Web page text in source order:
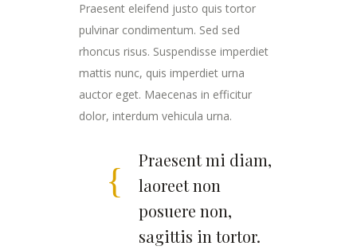
Praesent eleifend justo quis tortor
pulvinar condimentum. Sed sed
rhoncus risus. Suspendisse imperdiet
mattis nunc, quis imperdiet urna
auctor eget. Maecenas in efficitur
dolor, interdum vehicula urna.
Praesent mi diam,
laoreet non
posuere non,
sagittis in tortor.